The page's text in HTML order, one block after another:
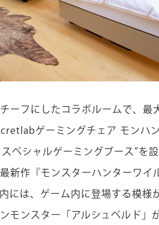
ーフにしたコラボルームで、最
ゲーミングチェア モンハ
シャルゲーミングブース”を設
新作『モンスターハンターワイ
には、ゲーム内に登場する模様
モンスター「アルシュベルド」